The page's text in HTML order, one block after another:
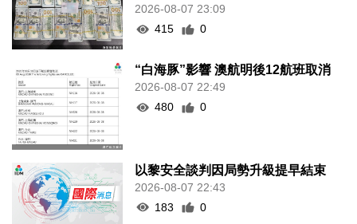
2026-08-07 23:09
415
0
“白海豚”影響 澳航明後12航班取消
2026-08-07 22:49
480
0
以黎安全談判因局勢升級提早結束
2026-08-07 22:43
183
0